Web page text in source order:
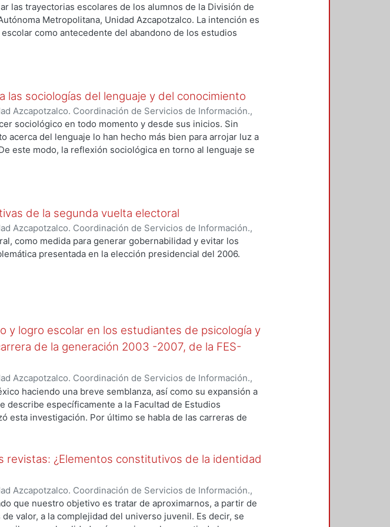
las trayectorias escolares de los alumnos de la División de
Metropolitana, Unidad Azcapotzalco. La intención es
como antecedente del abandono de los estudios
sociologías del lenguaje y del conocimiento
Azcapotzalco. Coordinación de Servicios de Información.,
sociológico en todo momento y desde sus inicios. Sin
acerca del lenguaje lo han hecho más bien para arrojar luz a
este modo, la reflexión sociológica en torno al lenguaje se
existe el acervo de conocimiento suficiente para la
en planteamientos sistemáticos. Por otra parte, la
estriba en la centralidad de éste en la constitución y
trabajo se define puntualmente la hipótesis Sapir-Whorf. En
primera idea central de la hipótesis Sapir-Whorf, la cual se
y del conocimiento.
de la segunda vuelta electoral
Azcapotzalco. Coordinación de Servicios de Información.,
como medida para generar gobernabilidad y evitar los
presentada en la elección presidencial del 2006.
y logro escolar en los estudiantes de psicología y
de la generación 2003 -2007, de la FES-
Azcapotzalco. Coordinación de Servicios de Información.,
haciendo una breve semblanza, así como su expansión a
específicamente a la Facultad de Estudios
esta investigación. Por último se habla de las carreras de
¿Elementos constitutivos de la identidad
Azcapotzalco. Coordinación de Servicios de Información.,
que nuestro objetivo es tratar de aproximarnos, a partir de
valor, a la complejidad del universo juvenil. Es decir, se